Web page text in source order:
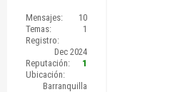
Mensajes:
10
Temas:
1
Registro:
Dec 2024
Reputación:
1
Ubicación:
Barranquilla